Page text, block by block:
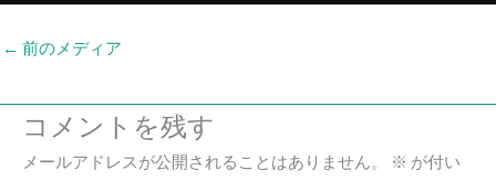
← 前のメディア
コメントを残す
メールアドレスが公開されることはありません。 ※ が付い